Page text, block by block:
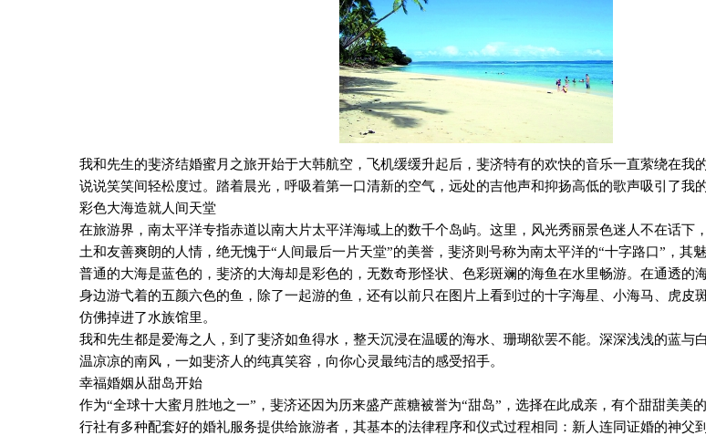
我和先生的斐济结婚蜜月之旅开始于大韩航空，飞机缓缓升起后，斐济特有的欢快的音乐一直萦绕在我的
说说笑笑间轻松度过。踏着晨光，呼吸着第一口清新的空气，远处的吉他声和抑扬高低的歌声吸引了我的
彩色大海造就人间天堂
在旅游界，南太平洋专指赤道以南大片太平洋海域上的数千个岛屿。这里，风光秀丽景色迷人不在话下
土和友善爽朗的人情，绝无愧于“人间最后一片天堂”的美誉，斐济则号称为南太平洋的“十字路口”，其魅
普通的大海是蓝色的，斐济的大海却是彩色的，无数奇形怪状、色彩斑斓的海鱼在水里畅游。在通透的
身边游弋着的五颜六色的鱼，除了一起游的鱼，还有以前只在图片上看到过的十字海星、小海马、虎
仿佛掉进了水族馆里。
我和先生都是爱海之人，到了斐济如鱼得水，整天沉浸在温暖的海水、珊瑚欲罢不能。深深浅浅的蓝与
温凉凉的南风，一如斐济人的纯真笑容，向你心灵最纯洁的感受招手。
幸福婚姻从甜岛开始
作为“全球十大蜜月胜地之一”，斐济还因为历来盛产蔗糖被誉为“甜岛”，选择在此成亲，有个甜甜美美
行社有多种配套好的婚礼服务提供给旅游者，其基本的法律程序和仪式过程相同：新人连同证婚的神父